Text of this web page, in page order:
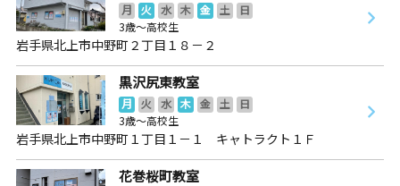
月 火 水 木 金 土
日
3歳～高校生
岩手県北上市中野町２丁目１８－２
黒沢尻東教室
月 火 水 木 金 土
日
3歳～高校生
岩手県北上市中野町１丁目１－１ キャトラクト１Ｆ
花巻桜町教室